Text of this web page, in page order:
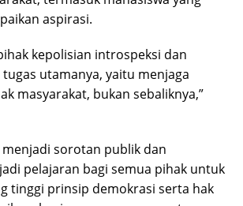
aspirasi.
kepolisian introspeksi dan
utamanya, yaitu menjaga
masyarakat, bukan sebaliknya,”
sorotan publik dan
pelajaran bagi semua pihak untuk
tinggi prinsip demokrasi serta hak